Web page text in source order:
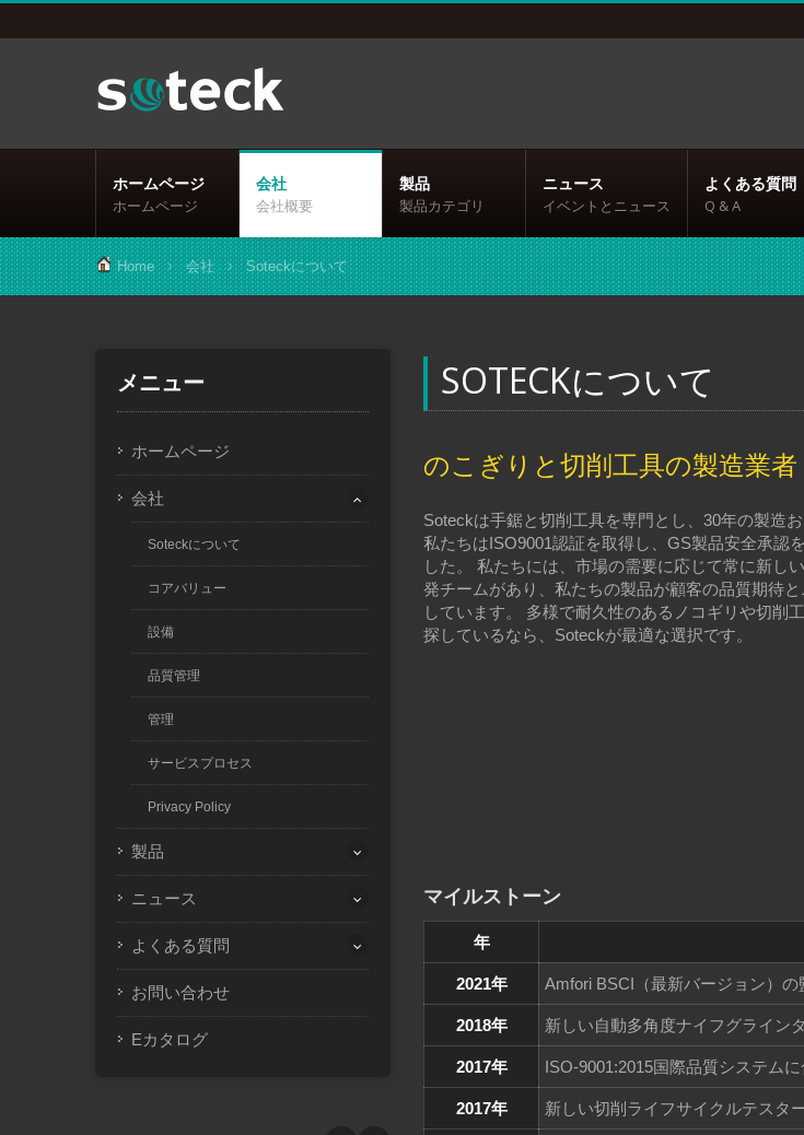
ホームページ
ホームページ
会社
会社概要
製品
製品カテゴリ
ニュース
イベントとニュース
よくある質問
Q & A
Home 会社 Soteckについて
メニュー
ホームページ
会社
Soteckについて
コアバリュー
設備
品質管理
管理
サービスプロセス
Privacy Policy
製品
ニュース
よくある質問
お問い合わせ
Eカタログ
SOTECKについて
のこぎりと切削工具の製造業者
Soteckは手鋸と切削工具を専門とし、30年の製造
私たちはISO9001認証を取得し、GS製品安全承認
した。 私たちには、市場の需要に応じて常に新し
発チームがあり、私たちの製品が顧客の品質期待
しています。 多様で耐久性のあるノコギリや切削
探しているなら、Soteckが最適な選択です。
マイルストーン
年
2021年 Amfori BSCI（最新バージョン）の
2018年 新しい自動多角度ナイフグライン
2017年 ISO-9001:2015国際品質システムに
2017年 新しい切削ライフサイクルテスタ